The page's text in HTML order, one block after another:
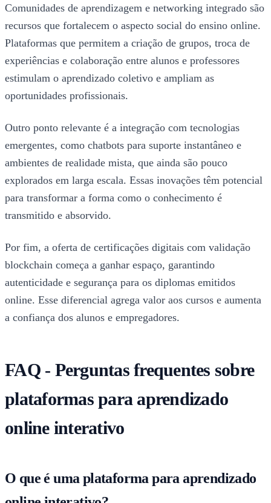
Comunidades de aprendizagem e networking integrado são
recursos que fortalecem o aspecto social do ensino online.
Plataformas que permitem a criação de grupos, troca de
experiências e colaboração entre alunos e professores
estimulam o aprendizado coletivo e ampliam as
oportunidades profissionais.
Outro ponto relevante é a integração com tecnologias
emergentes, como chatbots para suporte instantâneo e
ambientes de realidade mista, que ainda são pouco
explorados em larga escala. Essas inovações têm potencial
para transformar a forma como o conhecimento é
transmitido e absorvido.
Por fim, a oferta de certificações digitais com validação
blockchain começa a ganhar espaço, garantindo
autenticidade e segurança para os diplomas emitidos
online. Esse diferencial agrega valor aos cursos e aumenta
a confiança dos alunos e empregadores.
FAQ - Perguntas frequentes sobre
plataformas para aprendizado
online interativo
O que é uma plataforma para aprendizado